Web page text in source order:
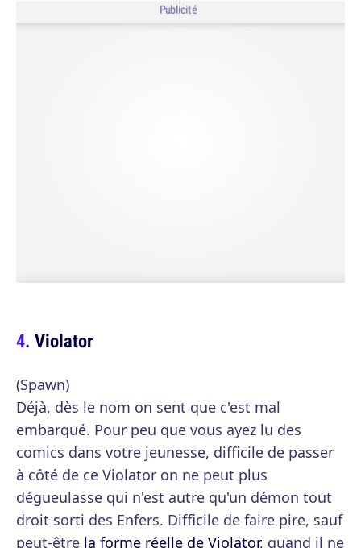
Publicité
Violator
(Spawn)
Déjà, dès le nom on sent que c'est mal
embarqué. Pour peu que vous ayez lu des
comics dans votre jeunesse, difficile de passer
à côté de ce Violator on ne peut plus
dégueulasse qui n'est autre qu'un démon tout
droit sorti des Enfers. Difficile de faire pire, sauf
peut-être la forme réelle de Violator, quand il ne